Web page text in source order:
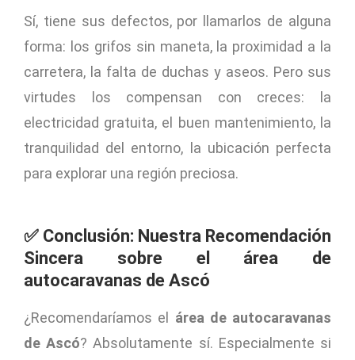
Sí, tiene sus defectos, por llamarlos de alguna
forma: los grifos sin maneta, la proximidad a la
carretera, la falta de duchas y aseos. Pero sus
virtudes los compensan con creces: la
electricidad gratuita, el buen mantenimiento, la
tranquilidad del entorno, la ubicación perfecta
para explorar una región preciosa.
✅ Conclusión: Nuestra Recomendación
Sincera sobre el área de
autocaravanas de Ascó
¿Recomendaríamos el área de autocaravanas
de Ascó? Absolutamente sí. Especialmente si